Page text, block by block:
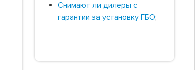
Снимают ли дилеры с
гарантии за установку ГБО;